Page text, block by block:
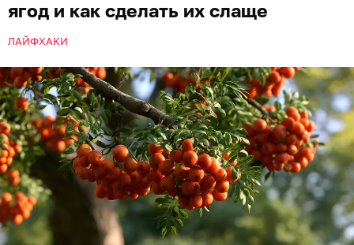
ягод и как сделать их слаще
ЛАЙФХАКИ